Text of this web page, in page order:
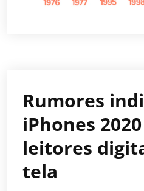
Rumores
iPhones
leitores
tela